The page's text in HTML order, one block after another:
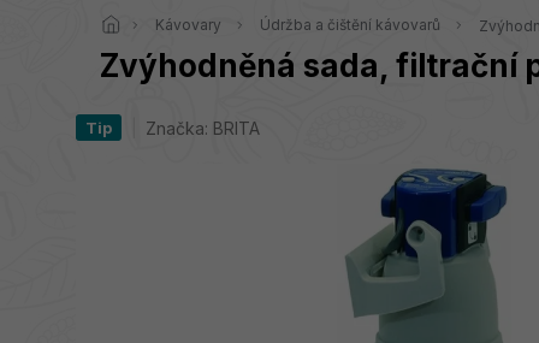
Kávovary Údržba a čištění kávovarů
Zvýhodněná sada, filtrační
Tip Značka: BRITA